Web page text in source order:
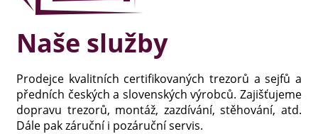
Naše služby
Prodejce kvalitních certifikovaných trezorů a sejfů a
předních českých a slovenských výrobců. Zajišťujeme
dopravu trezorů, montáž, zazdívání, stěhování, atd.
Dále pak záruční i pozáruční servis.